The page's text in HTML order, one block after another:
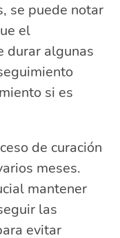
se puede notar
el
durar algunas
si es
de curación
meses.
mantener
las
evitar